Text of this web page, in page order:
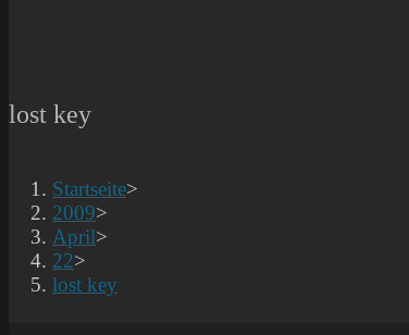
lost key
Startseite>
2009>
April>
22>
lost key